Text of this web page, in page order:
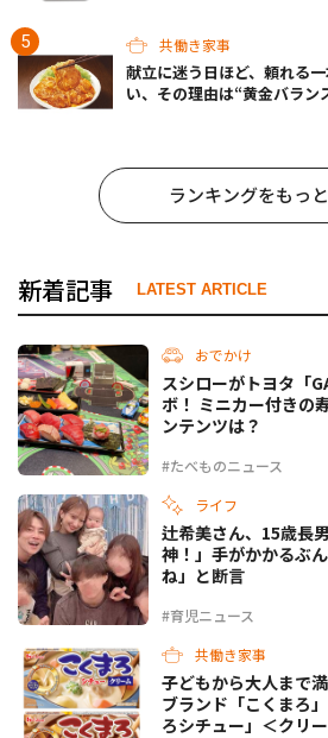
共働き家事
献立に迷う日ほど、頼れる
い、その理由は“黄金バラン
ランキングをもっ
新着記事 LATEST ARTICLE
おでかけ
#たべものニュース
スシローがトヨタ「
ボ！ ミニカー付きの
ンテンツは？
ライフ
#育児ニュース
辻希美さん、15歳長
神！」手がかかるぶ
ね」と断言
共働き家事
子どもから大人まで
ブランド「こくまろ
ろシチュー」＜クリ